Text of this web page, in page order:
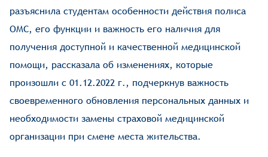
разъяснила студентам особенности действия полиса
ОМС, его функции и важность его наличия для
получения доступной и качественной медицинской
помощи, рассказала об изменениях, которые
произошли с 01.12.2022 г., подчеркнув важность
своевременного обновления персональных данных и
необходимости замены страховой медицинской
организации при смене места жительства.